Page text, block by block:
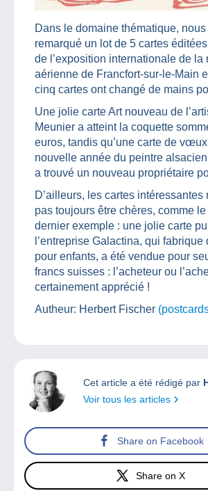
Dans le domaine thématique,
remarqué un lot de 5 cartes
de l’exposition internationale de la
aérienne de Francfort-sur-le-Main
cinq cartes ont changé de mains
Une jolie carte Art nouveau de
Meunier a atteint la coquette
euros, tandis qu’une carte de
nouvelle année du peintre
a trouvé un nouveau propriétaire
D’ailleurs, les cartes intéressantes
pas toujours être chères, comme
dernier exemple : une jolie carte
l’entreprise Galactina, qui
pour enfants, a été vendue pour
francs suisses : l’acheteur ou
certainement apprécié !
Autheur: Herbert Fischer
Cet article a été rédigé par
Voir tous les articles
Share on Facebook
Share on X